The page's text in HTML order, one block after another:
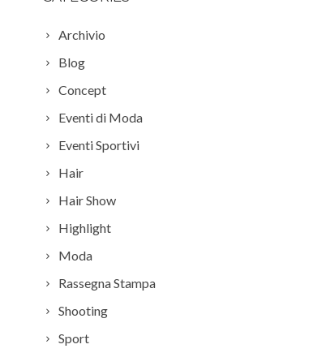
Archivio
Blog
Concept
Eventi di Moda
Eventi Sportivi
Hair
Hair Show
Highlight
Moda
Rassegna Stampa
Shooting
Sport